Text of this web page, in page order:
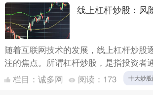
线上杠杆炒股：风
随着互联网技术的发展，线上杠杆炒股
注的焦点。所谓杠杆炒股，是指投资者
借入资金，以放大投资本金的方式进行
式既能带来....
栏目： 诚多网 阅读： 173 十大炒